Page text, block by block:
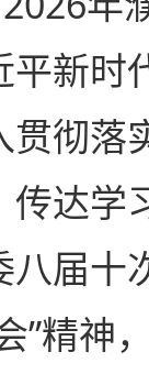
新时
彻落
达学
届十
”精神